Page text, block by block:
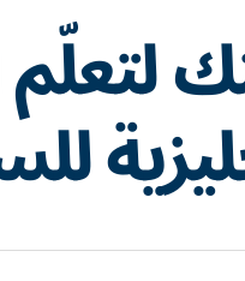
لتعلّم